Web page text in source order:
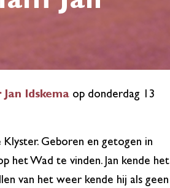
Idskema op donderdag 13
Klyster. Geboren en getogen in
het Wad te vinden. Jan kende het
van het weer kende hij als geen